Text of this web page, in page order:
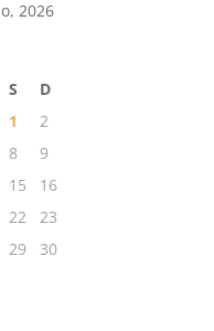
2026
S
D
1
2
8
9
15
16
22
23
29
30